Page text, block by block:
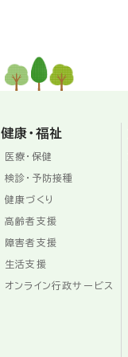
健康・福祉
医療・保健
検診・予防接種
健康づくり
高齢者支援
障害者支援
生活支援
オンライン行政サービス